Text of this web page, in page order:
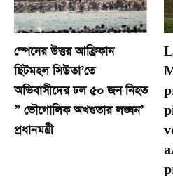
স্পেনের উত্তর আফ্রিকান
ছিটমহল সিউতা’তে
অভিবাসীদের ঢল ৫০ জন নিহত
” ভৌগোলিক অখণ্ডতার লঙ্ঘন’
প্রধানমন্ত্রী